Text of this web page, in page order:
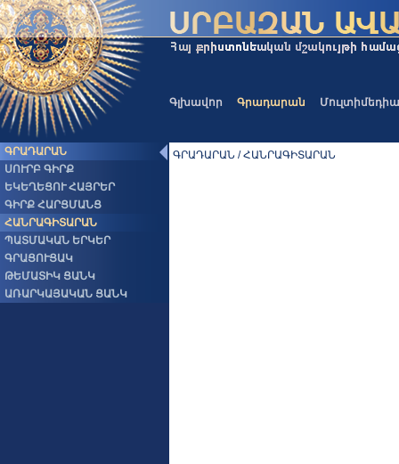
Գլխավոր Գրադարան Մուլտիմեդիա
ԳՐԱԴԱՐԱՆ
ՍՈՒՐԲ ԳԻՐՔ
ԵԿԵՂԵՑՈՒ ՀԱՅՐԵՐ
ԳԻՐՔ ՀԱՐՑՄԱՆՑ
ՀԱՆՐԱԳԻՏԱՐԱՆ
ՊԱՏՄԱԿԱՆ ԵՐԿԵՐ
ԳՐԱՑՈՒՑԱԿ
ԹԵՄԱՏԻԿ ՑԱՆԿ
ԱՌԱՐԿԱՅԱԿԱՆ ՑԱՆԿ
ԳՐԱԴԱՐԱՆ / ՀԱՆՐԱԳԻՏԱՐԱՆ